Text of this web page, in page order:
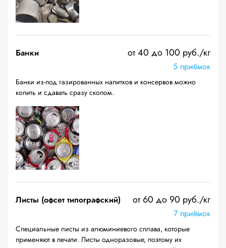
Банки от 40 до 100 руб./кг
5 приёмок
Банки из-под газированных напитков и консервов можно
копить и сдавать сразу скопом.
Листы (офсет типографский) от 60 до 90 руб./кг
7 приёмок
Специальные листы из алюминиевого сплава, которые
применяют в печати. Листы одноразовые, поэтому их